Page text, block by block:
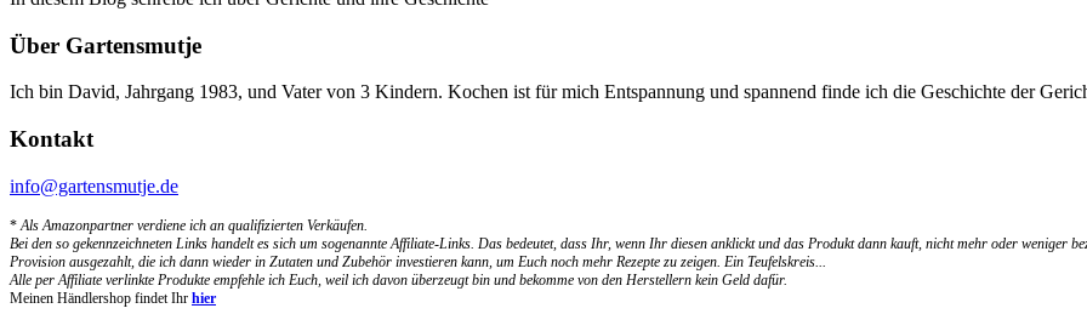
Über Gartensmutje
Ich bin David, Jahrgang 1983, und Vater von 3 Kindern. Kochen ist für mich Entspannung und spannend finde ich die Geschichte der
Kontakt
info@gartensmutje.de
*Als Amazonpartner verdiene ich an qualifizierten Verkäufen.
Bei den so gekennzeichneten Links handelt es sich um sogenannte Affiliate-Links. Das bedeutet, dass Ihr, wenn Ihr diesen anklickt und das Produkt dann kauft, nicht mehr oder weniger
Provision ausgezahlt, die ich dann wieder in Zutaten und Zubehör investieren kann, um Euch noch mehr Rezepte zu zeigen. Ein Teufelskreis...
Alle per Affiliate verlinkte Produkte empfehle ich Euch, weil ich davon überzeugt bin und bekomme von den Herstellern kein Geld dafür.
Meinen Händlershop findet Ihr hier